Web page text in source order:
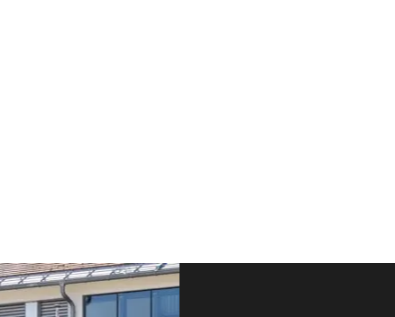
Fusszeile